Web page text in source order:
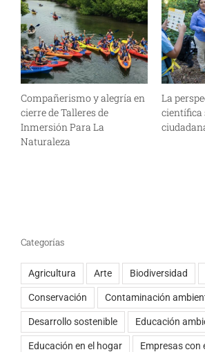
Compañerismo y alegría en
cierre de Talleres de
Inmersión Para La
Naturaleza
La
científica
Categorías
Agricultura Arte Biodiversidad
Conservación Contaminación
Desarrollo sostenible Educación
Educación en el hogar Empresas con